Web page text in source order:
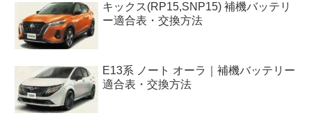
キックス(RP15,SNP15) 補機バッテリ
ー適合表・交換方法
E13系 ノート オーラ｜補機バッテリー
適合表・交換方法